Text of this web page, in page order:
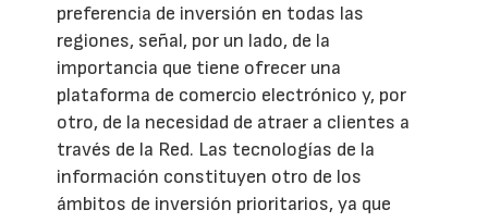
preferencia de inversión en todas las
regiones, señal, por un lado, de la
importancia que tiene ofrecer una
plataforma de comercio electrónico y, por
otro, de la necesidad de atraer a clientes a
través de la Red. Las tecnologías de la
información constituyen otro de los
ámbitos de inversión prioritarios, ya que